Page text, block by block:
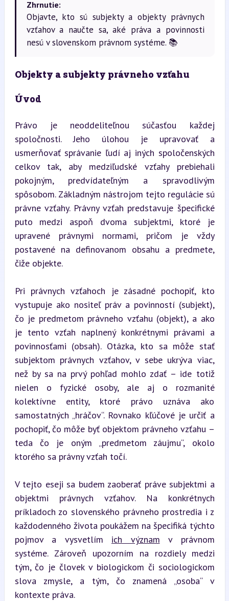
Zhrnutie:
Objavte, kto sú subjekty a objekty právnych
vzťahov a naučte sa, aké práva a povinnosti
nesú v slovenskom právnom systéme. 📚
Objekty a subjekty právneho vzťahu
Úvod
Právo je neoddeliteľnou súčasťou každej
spoločnosti. Jeho úlohou je upravovať a
usmerňovať správanie ľudí aj iných spoločenských
celkov tak, aby medziľudské vzťahy prebiehali
pokojným, predvídateľným a spravodlivým
spôsobom. Základným nástrojom tejto regulácie sú
právne vzťahy. Právny vzťah predstavuje špecifické
puto medzi aspoň dvoma subjektmi, ktoré je
upravené právnymi normami, pričom je vždy
postavené na definovanom obsahu a predmete,
čiže objekte.
Pri právnych vzťahoch je zásadné pochopiť, kto
vystupuje ako nositeľ práv a povinností (subjekt),
čo je predmetom právneho vzťahu (objekt), a ako
je tento vzťah naplnený konkrétnymi právami a
povinnosťami (obsah). Otázka, kto sa môže stať
subjektom právnych vzťahov, v sebe ukrýva viac,
než by sa na prvý pohľad mohlo zdať – ide totiž
nielen o fyzické osoby, ale aj o rozmanité
kolektívne entity, ktoré právo uznáva ako
samostatných „hráčov“. Rovnako kľúčové je určiť a
pochopiť, čo môže byť objektom právneho vzťahu –
teda čo je oným „predmetom záujmu“, okolo
ktorého sa právny vzťah točí.
V tejto eseji sa budem zaoberať práve subjektmi a
objektmi právnych vzťahov. Na konkrétnych
príkladoch zo slovenského právneho prostredia i z
každodenného života poukážem na špecifiká týchto
pojmov a vysvetlím ich význam v právnom
systéme. Zároveň upozorním na rozdiely medzi
tým, čo je človek v biologickom či sociologickom
slova zmysle, a tým, čo znamená „osoba“ v
kontexte práva.